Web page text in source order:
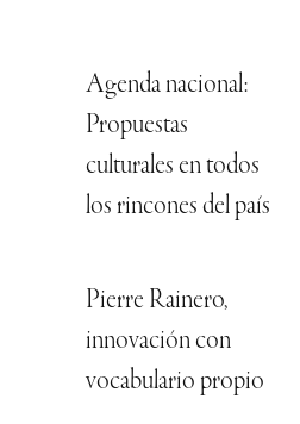
Agenda nacional:
Propuestas
culturales en todos
los rincones del país
Pierre Rainero,
innovación con
vocabulario propio